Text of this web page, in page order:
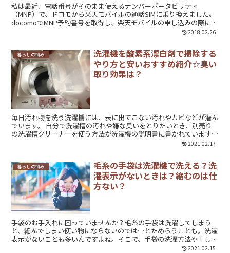
私は最近、電話番号がそのまま使えるナンバーポータビリティ
（MNP）で、ドコモから楽天モバイルの通話SIMに乗り換えました。
docomoでMNP予約番号を取得し、楽天モバイルの申し込みの際にそ
2018.02.26
暮らしの悩み
洗濯機を酸素系漂白剤で掃除する
やり方と安いおすすめ紹介☆臭い
取り効果は？
毎日汚れ物を洗う洗濯機には、表に出てこない汚れやカビなどが潜ん
でいます。 自分で洗濯槽の汚れや嫌な臭いをとりたいとき、別売り
の洗濯槽クリーナーを使う方法が洗濯機の説明書に書かれています
2021.02.17
暮らしの悩み
毛糸の手袋は洗濯機で洗える？洗
濯表示がないときは？縮むのは仕
方ない？
手袋のお手入れに困っていませんか？毛糸の手袋は洗濯してしまう
と、縮んでしまい使い物にならないのでは…とためらうことも。洗濯
表示がないことも多いんですよね。そこで、手袋の洗濯方法や干し方
2021.02.15